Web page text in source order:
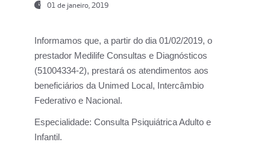
01 de janeiro, 2019
Informamos que, a partir do dia 01/02/2019, o
prestador Medilife Consultas e Diagnósticos
(51004334-2), prestará os atendimentos aos
beneficiários da Unimed Local, Intercâmbio
Federativo e Nacional.
Especialidade: Consulta Psiquiátrica Adulto e
Infantil.